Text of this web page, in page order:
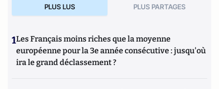
PLUS LUS PLUS PARTAGES
1Les Français moins riches que la moyenne
européenne pour la 3e année consécutive : jusqu'où
ira le grand déclassement ?